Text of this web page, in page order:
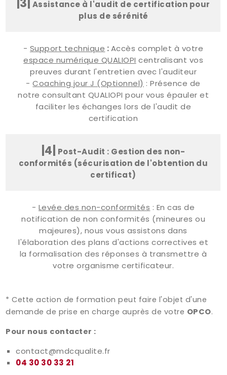
Assistance à l'audit de certification pour
plus de sérénité
- Support technique :Accès complet à votre
espace numérique QUALIOPI centralisant vos
preuves durant l'entretien avec l'auditeur
-Coaching jour J (Optionnel) : Présence de
notre consultant QUALIOPI pour vous épauler et
faciliter les échanges lors de l'audit de
certification
|4|
Post-Audit : Gestion des non-
conformités (sécurisation de l'obtention du
certificat)
- Levée des non-conformités : En cas de
notification de non conformités (mineures ou
majeures), nous vous assistons dans
l'élaboration des plans d'actions correctives et
la formalisation des réponses à transmettre à
votre organisme certificateur.
* Cetteaction de formation peut faire l'objet d'une
demande de prise en charge auprès de votre OPCO.
Pour nous contacter :
contact@mdcqualite.fr
04 30 30 33 21